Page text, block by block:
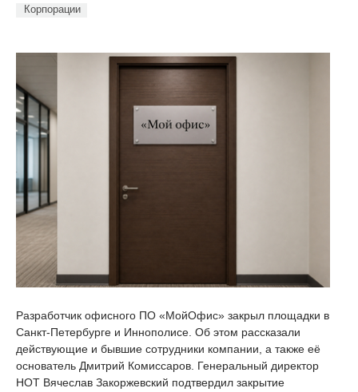
Корпорации
Разработчик офисного ПО «МойОфис» закрыл площадки в
Санкт-Петербурге и Иннополисе. Об этом рассказали
действующие и бывшие сотрудники компании, а также её
основатель Дмитрий Комиссаров. Генеральный директор
НОТ Вячеслав Закоржевский подтвердил закрытие